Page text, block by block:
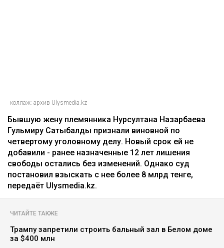
коллаж: архив Ulysmedia.kz
Бывшую жену племянника Нурсултана Назарбаева
Гульмиру Сатыбалды признали виновной по
четвертому уголовному делу. Новый срок ей не
добавили - ранее назначенные 12 лет лишения
свободы остались без изменений. Однако суд
постановил взыскать с нее более 8 млрд тенге,
передаёт Ulysmedia.kz.
ЧИТАЙТЕ ТАКЖЕ
Трампу запретили строить бальный зал в Белом доме
за $400 млн